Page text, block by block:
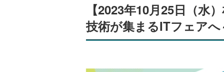
【2023年10月25日（
技術が集まるITフェアへ